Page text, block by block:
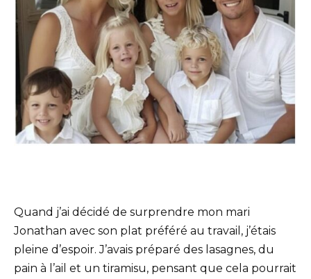
Quand j’ai décidé de surprendre mon mari
Jonathan avec son plat préféré au travail, j’étais
pleine d’espoir. J’avais préparé des lasagnes, du
pain à l’ail et un tiramisu, pensant que cela pourrait